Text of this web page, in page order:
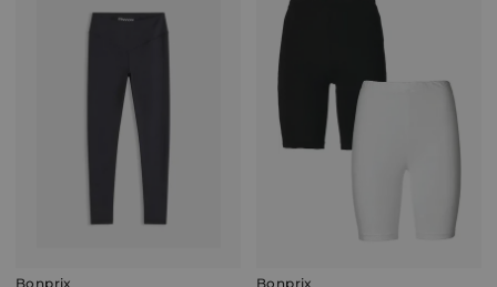
Bonprix
Bonprix